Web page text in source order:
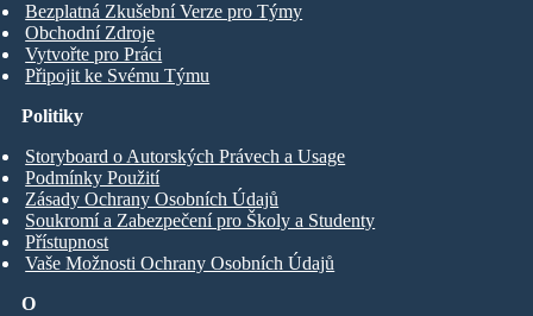
Bezplatná Zkušební Verze pro Týmy
Obchodní Zdroje
Vytvořte pro Práci
Připojit ke Svému Týmu
O
Politiky
Storyboard o Autorských Právech a Usage
Podmínky Použití
Zásady Ochrany Osobních Údajů
Soukromí a Zabezpečení pro Školy a Studenty
Přístupnost
Vaše Možnosti Ochrany Osobních Údajů